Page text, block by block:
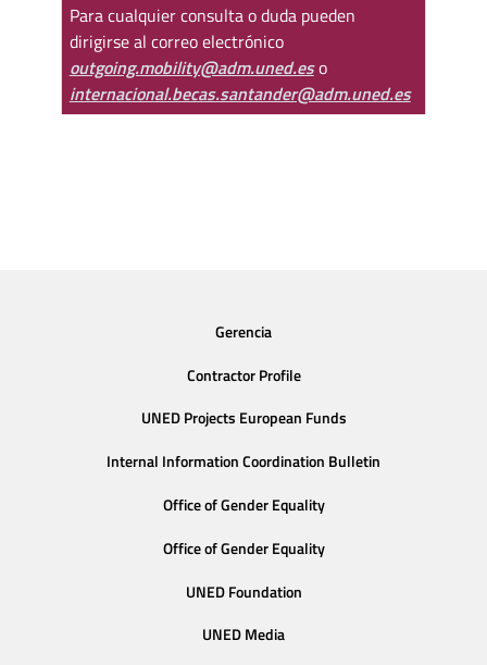
Para cualquier consulta o duda pueden
dirigirse al correo electrónico
outgoing.mobility@adm.uned.eso
internacional.becas.santander@adm.uned.es
Gerencia
Contractor Profile
UNED Projects European Funds
Internal Information Coordination Bulletin
Office of Gender Equality
Office of Gender Equality
UNED Foundation
UNED Media